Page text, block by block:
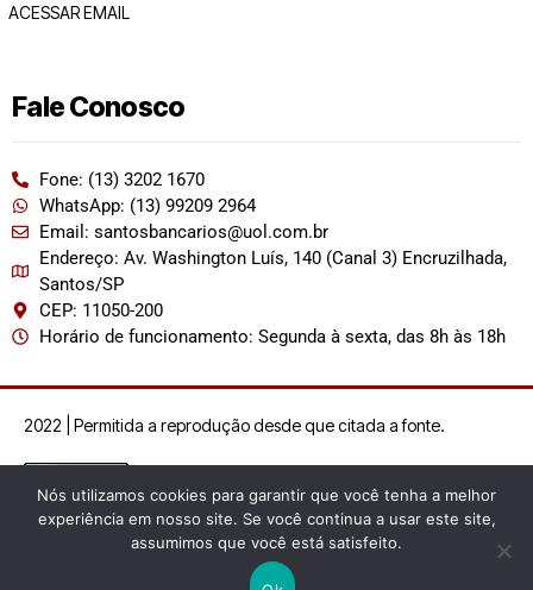
ACESSAR EMAIL
Fale Conosco
Fone: (13) 3202 1670
WhatsApp: (13) 99209 2964
Email: santosbancarios@uol.com.br
Endereço: Av. Washington Luís, 140 (Canal 3) Encruzilhada,
Santos/SP
CEP: 11050-200
Horário de funcionamento: Segunda à sexta, das 8h às 18h
2022 | Permitida a reprodução desde que citada a fonte.
Nós utilizamos cookies para garantir que você tenha a melhor
experiência em nosso site. Se você continua a usar este site,
assumimos que você está satisfeito.